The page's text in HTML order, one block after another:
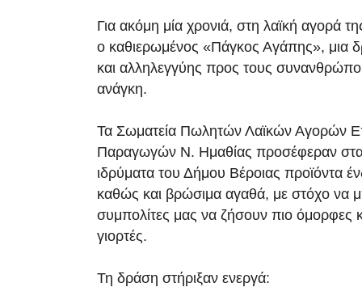
Για ακόμη μία χρονιά, στη λαϊκή αγορά
ο καθιερωμένος «Πάγκος Αγάπης», μια
και αλληλεγγύης προς τους
ανάγκη.
Τα Σωματεία Πωλητών Λαϊκών Αγορών
Παραγωγών Ν. Ημαθίας προσέφεραν στα
ιδρύματα του Δήμου Βέροιας προϊόντα
καθώς και βρώσιμα αγαθά, με στόχο να
συμπολίτες μας να ζήσουν πιο όμορφες
γιορτές.
Τη δράση στήριξαν ενεργά: